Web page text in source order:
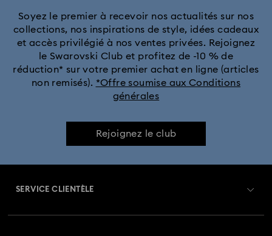
Soyez le premier à recevoir nos actualités sur nos
collections, nos inspirations de style, idées cadeaux
et accès privilégié à nos ventes privées. Rejoignez
le Swarovski Club et profitez de -10 % de
réduction* sur votre premier achat en ligne (articles
non remisés). *Offre soumise aux Conditions
générales
Rejoignez le club
SERVICE CLIENTÈLE